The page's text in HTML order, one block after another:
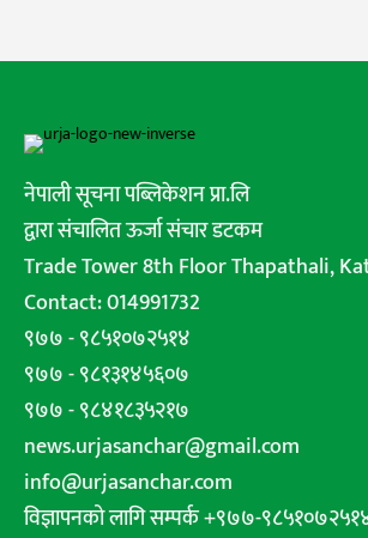
नेपाली सूचना पब्लिकेशन प्रा.लि
द्वारा संचालित ऊर्जा संचार डटकम
Trade Tower 8th Floor Thapathali,
Contact: 014991732
९७७ - ९८५१०७२५१४
९७७ - ९८१३१४५६०७
९७७ - ९८४१८३५२१७
news.urjasanchar@gmail.com
info@urjasanchar.com
विज्ञापनको लागि सम्पर्क +९७७-